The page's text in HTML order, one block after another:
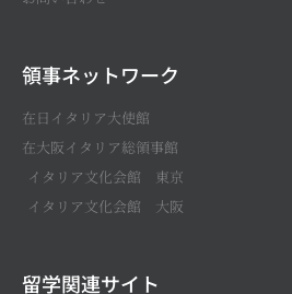
領事ネットワーク
在日イタリア大使館
在大阪イタリア総領事館
イタリア文化会館 東京
イタリア文化会館 大阪
留学関連サイト